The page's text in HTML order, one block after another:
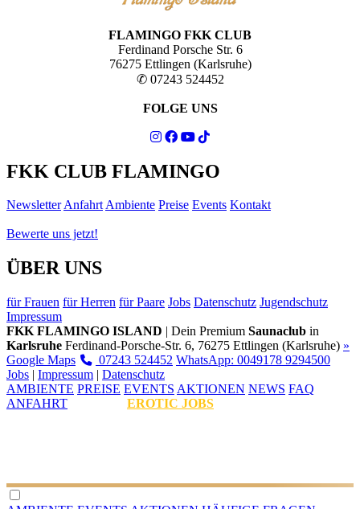
FLAMINGO FKK CLUB
Ferdinand Porsche Str. 6
76275 Ettlingen (Karlsruhe)
✆ 07243 524452
FOLGE UNS
FKK CLUB FLAMINGO
NewsletterAnfahrtAmbiente Preise Events Kontakt
Bewerte uns jetzt!
ÜBER UNS
für Frauen für Herren für Paare Jobs Datenschutz Jugendschutz
Impressum
FKK FLAMINGO ISLAND | Dein Premium Saunaclub in
Karlsruhe Ferdinand-Porsche-Str. 6, 76275 Ettlingen (Karlsruhe) »
Google Maps
07243 524452 WhatsApp: 0049178 9294500
Jobs | Impressum | Datenschutz
AMBIENTE PREISE EVENTS AKTIONEN NEWS FAQ
ANFAHRT
EROTIC JOBS